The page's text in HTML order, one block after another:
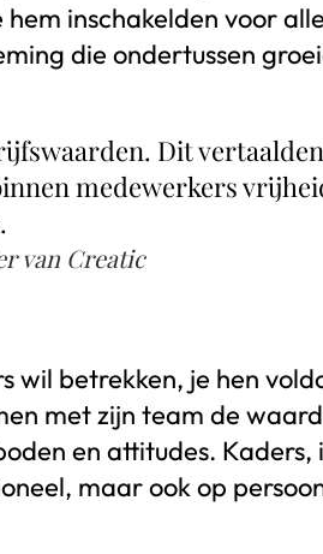
inschakelden voor
die ondertussen
Dit
medewerkers
van Creatic
wil betrekken, je hen
met zijn team de
en attitudes.
maar ook op